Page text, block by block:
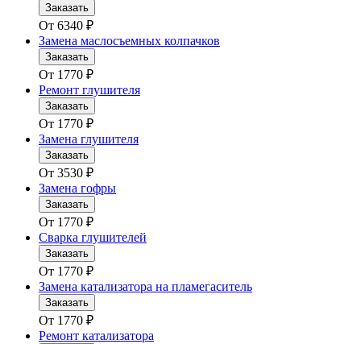
Заказать
От 6340 ₽
Замена маслосъемных колпачков
Заказать
От 1770 ₽
Ремонт глушителя
Заказать
От 1770 ₽
Замена глушителя
Заказать
От 3530 ₽
Замена гофры
Заказать
От 1770 ₽
Сварка глушителей
Заказать
От 1770 ₽
Замена катализатора на пламегаситель
Заказать
От 1770 ₽
Ремонт катализатора